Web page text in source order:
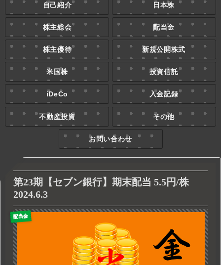
自己紹介 日本株
株主総会 配当金
株主優待 新規公開株式
米国株 投資信託
iDeCo 入金記録
不動産投資 その他
お問い合わせ
第23期【セブン銀行】期末配当 5.5円/株
2024.6.3
配当金